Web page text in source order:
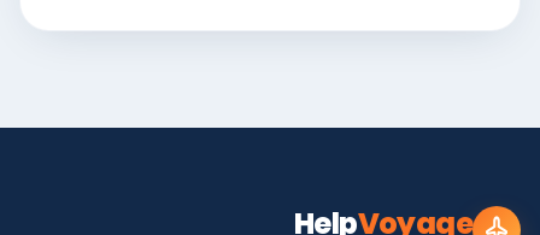
HelpVoyage